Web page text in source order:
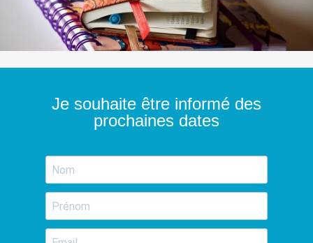
Je souhaite être informé des
prochaines dates